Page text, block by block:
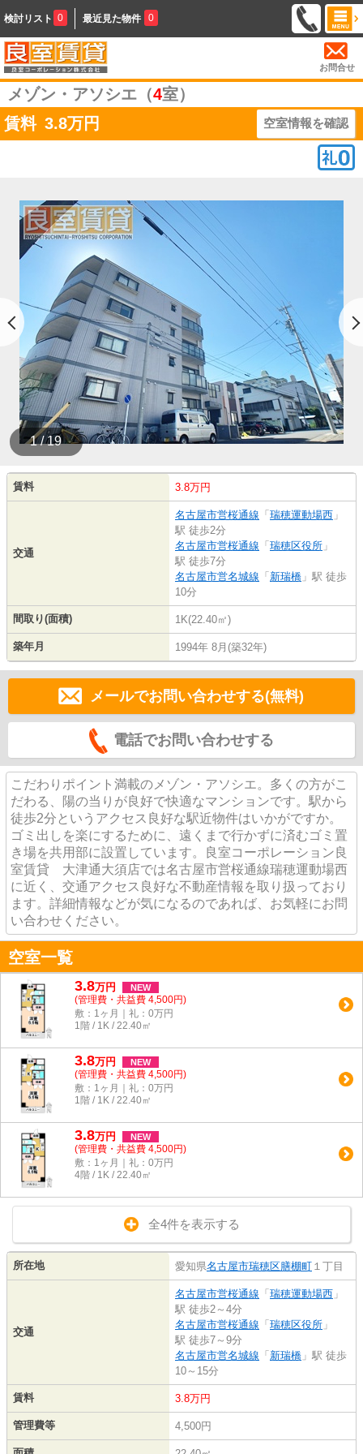
検討リスト 0 最近見た物件 0
お問合せ
メゾン・アソシエ（4室）
賃料 3.8万円 空室情報を確認
1 / 19
賃料 3.8万円
交通
名古屋市営桜通線 「 瑞穂運動場西 」
駅 徒歩2分
名古屋市営桜通線 「 瑞穂区役所 」
駅 徒歩7分
名古屋市営名城線 「 新瑞橋 」駅 徒歩
10分
間取り(面積) 1K(22.40㎡)
築年月 1994年 8月(築32年)
メールでお問い合わせする(無料)
電話でお問い合わせする
こだわりポイント満載のメゾン・アソシエ。多くの方がこ
だわる、陽の当りが良好で快適なマンションです。駅から
徒歩2分というアクセス良好な駅近物件はいかがですか。
ゴミ出しを楽にするために、遠くまで行かずに済むゴミ置
き場を共用部に設置しています。良室コーポレーション良
室賃貸 大津通大須店では名古屋市営桜通線瑞穂運動場西
に近く、交通アクセス良好な不動産情報を取り扱っており
ます。詳細情報などが気になるのであれば、お気軽にお問
い合わせください。
空室一覧
3.8万円 NEW
(管理費・共益費 4,500円)
敷：1ヶ月｜礼：0万円
1階 / 1K / 22.40㎡
3.8万円 NEW
(管理費・共益費 4,500円)
敷：1ヶ月｜礼：0万円
1階 / 1K / 22.40㎡
3.8万円 NEW
(管理費・共益費 4,500円)
敷：1ヶ月｜礼：0万円
4階 / 1K / 22.40㎡
全4件を表示する
所在地 愛知県名古屋市瑞穂区膳棚町 １丁目
交通
名古屋市営桜通線 「 瑞穂運動場西 」
駅 徒歩2～4分
名古屋市営桜通線 「 瑞穂区役所 」
駅 徒歩7～9分
名古屋市営名城線 「 新瑞橋 」駅 徒歩
10～15分
賃料 3.8万円
管理費等 4,500円